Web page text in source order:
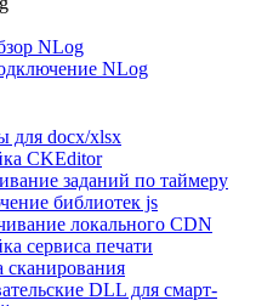
NLog
NLog
для docx/xlsx
CKEditor
заданий по таймеру
библиотек js
локального CDN
сервиса печати
сканирования
DLL для смарт-